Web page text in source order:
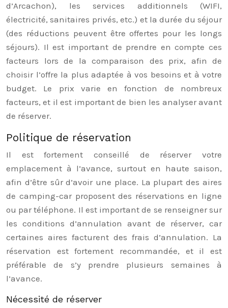
d’Arcachon), les services additionnels (WIFI,
électricité, sanitaires privés, etc.) et la durée du séjour
(des réductions peuvent être offertes pour les longs
séjours). Il est important de prendre en compte ces
facteurs lors de la comparaison des prix, afin de
choisir l’offre la plus adaptée à vos besoins et à votre
budget. Le prix varie en fonction de nombreux
facteurs, et il est important de bien les analyser avant
de réserver.
Politique de réservation
Il est fortement conseillé de réserver votre
emplacement à l’avance, surtout en haute saison,
afin d’être sûr d’avoir une place. La plupart des aires
de camping-car proposent des réservations en ligne
ou par téléphone. Il est important de se renseigner sur
les conditions d’annulation avant de réserver, car
certaines aires facturent des frais d’annulation. La
réservation est fortement recommandée, et il est
préférable de s’y prendre plusieurs semaines à
l’avance.
Nécessité de réserver